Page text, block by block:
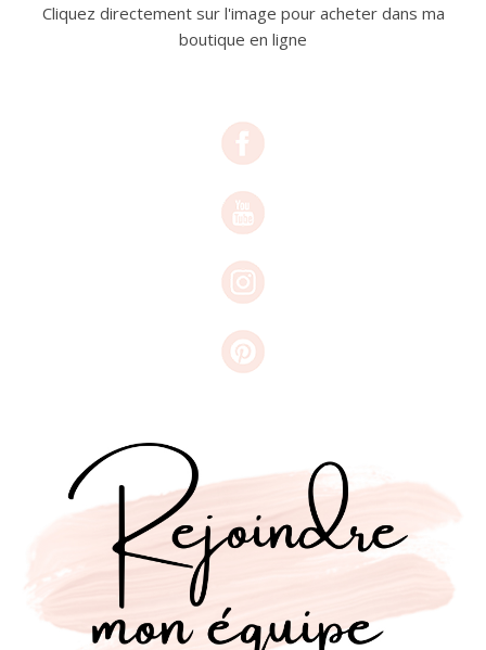
Cliquez directement sur l'image pour acheter dans ma
boutique en ligne